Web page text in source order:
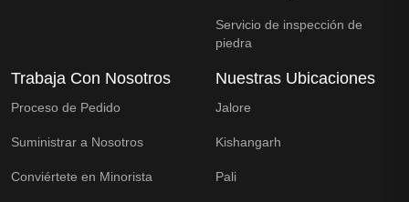
Servicio de inspección de
piedra
Trabaja Con Nosotros
Proceso de Pedido
Suministrar a Nosotros
Conviértete en Minorista
Nuestras Ubicaciones
Jalore
Kishangarh
Pali